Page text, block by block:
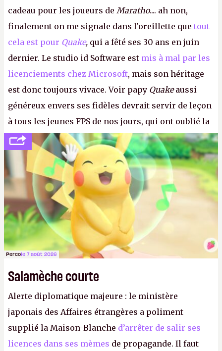
cadeau pour les joueurs de Maratho.... ah non,
finalement on me signale dans l'oreillette que tout
cela est pour Quake, qui a fêté ses 30 ans en juin
dernier. Le studio id Software est mis à mal par les
licenciements chez Microsoft, mais son héritage
est donc toujours vivace. Voir papy Quakeaussi
généreux envers ses fidèles devrait servir de leçon
à tous les jeunes FPS de nos jours, qui ont oublié la
politesse et le respect envers leurs joueurs et les
anciens. Il leur faudrait une bonne guerre des
consoles à ces petits cons !
Percole 7 août 2026
Salamèche courte
Alerte diplomatique majeure : le ministère
japonais des Affaires étrangères a poliment
supplié la Maison-Blanche d’arrêter de salir ses
licences dans ses mèmes de propagande. Il faut